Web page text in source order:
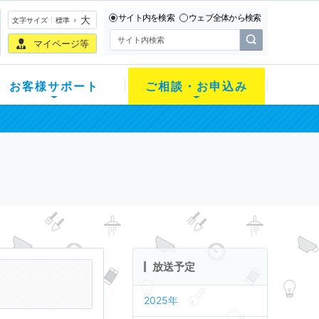
文字サイズ 標準 大
マイページ等
サイト内を検索 ウェブ全体から検索
お客様サポート ご相談・お申込み
放送予定
2025年